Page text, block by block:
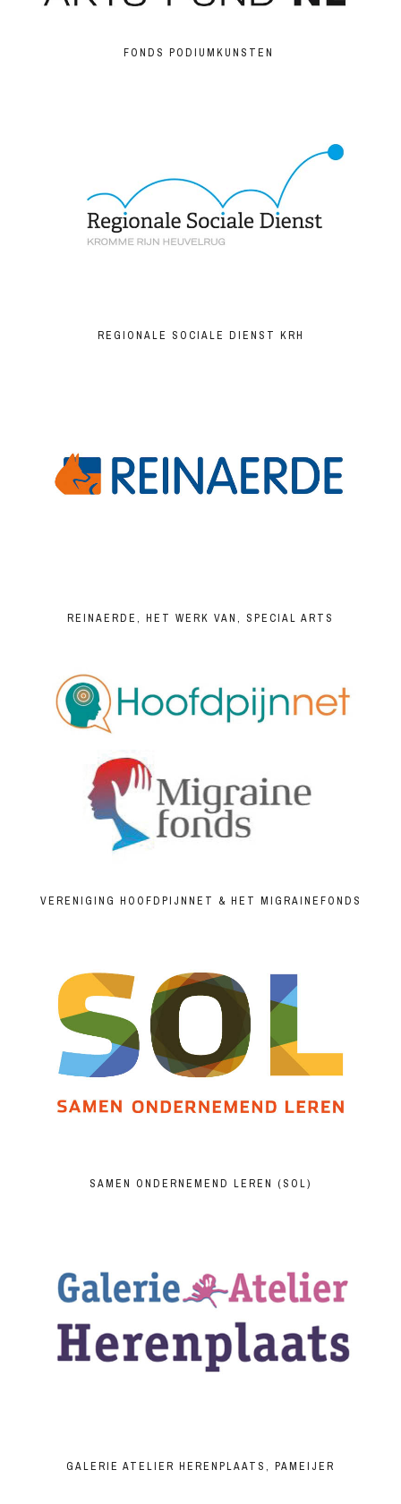
FONDS PODIUMKUNSTEN
REGIONALE SOCIALE DIENST KRH
REINAERDE, HET WERK VAN, SPECIAL ARTS
VERENIGING HOOFDPIJNNET & HET MIGRAINEFONDS
SAMEN ONDERNEMEND LEREN (SOL)
GALERIE ATELIER HERENPLAATS, PAMEIJER